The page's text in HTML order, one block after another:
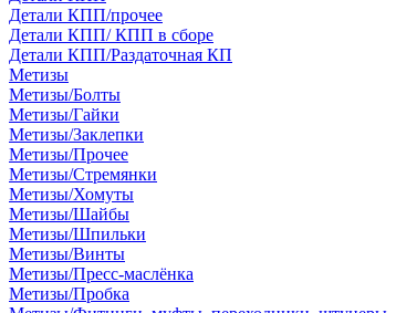
Детали КПП/прочее
Детали КПП/ КПП в сборе
Детали КПП/Раздаточная КП
Метизы
Метизы/Болты
Метизы/Гайки
Метизы/Заклепки
Метизы/Прочее
Метизы/Стремянки
Метизы/Хомуты
Метизы/Шайбы
Метизы/Шпильки
Метизы/Винты
Метизы/Пресс-маслёнка
Метизы/Пробка